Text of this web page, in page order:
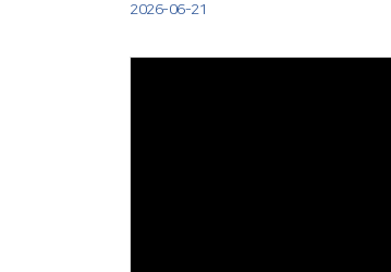
2026-06-21